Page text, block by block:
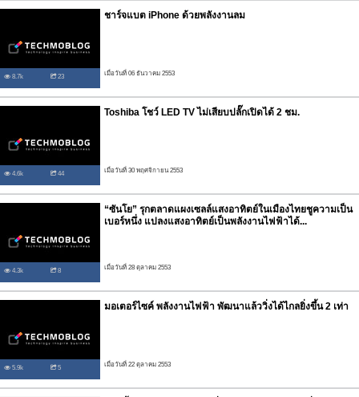
8.7k 23
ชาร์จแบต iPhone ด้วยพลังงานลม
เมื่อวันที่ 06 ธันวาคม 2553
4.6k 44
Toshiba โชว์ LED TV ไม่เสียบปลั๊กเปิดได้ 2 ชม.
เมื่อวันที่ 30 พฤศจิกายน 2553
4.3k 8
“ซันโย” รุกตลาดแผงเซลล์แสงอาทิตย์ในเมืองไทยชูความเป็น
เบอร์หนึ่ง แปลงแสงอาทิตย์เป็นพลังงานไฟฟ้าได้...
เมื่อวันที่ 28 ตุลาคม 2553
5.9k 5
มอเตอร์ไซค์ พลังงานไฟฟ้า พัฒนาแล้ววิ่งได้ไกลยิ่งขึ้น 2 เท่า
เมื่อวันที่ 22 ตุลาคม 2553